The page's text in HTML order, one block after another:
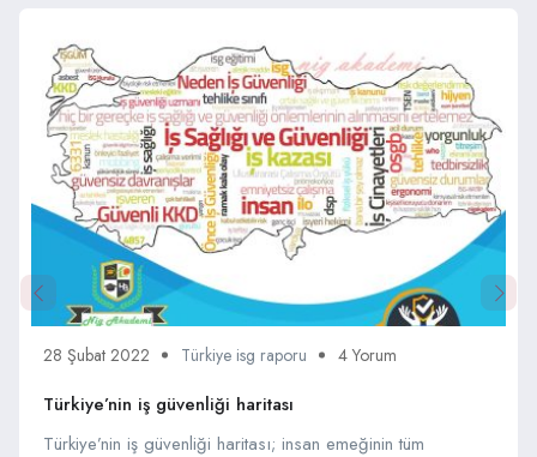
28 Şubat 2022 Türkiye isg raporu 4 Yorum
Türkiye’nin iş güvenliği haritası
Türkiye’nin iş güvenliği haritası; insan emeğinin tüm